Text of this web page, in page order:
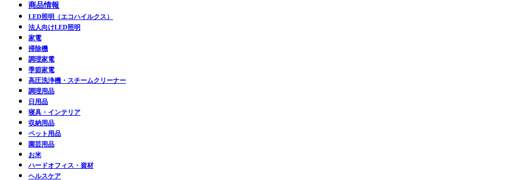
商品情報
LED照明（エコハイルクス）
法人向けLED照明
家電
掃除機
調理家電
季節家電
高圧洗浄機・スチームクリーナー
調理用品
日用品
寝具・インテリア
収納用品
ペット用品
園芸用品
お米
ハードオフィス・資材
ヘルスケア